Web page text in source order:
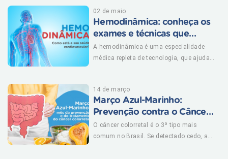
02 de maio
Hemodinâmica: conheça os
exames e técnicas que
revelam como está a saúde
circulatória
A hemodinâmica é uma especialidade
médica repleta de tecnologia, que ajuda
14 de março
Março Azul-Marinho:
Prevenção contra o Câncer
Colorretal
O câncer colorretal é o 3º tipo mais
comum no Brasil. Se detectado cedo, as